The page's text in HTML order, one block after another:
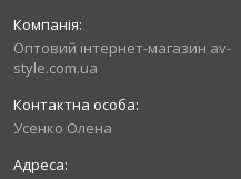
Оптовий інтернет-магазин av-
style.com.ua
Усенко Олена